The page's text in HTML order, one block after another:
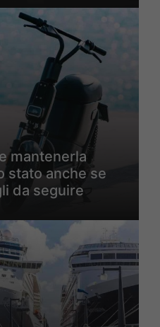
mantenerla
stato anche se
da seguire